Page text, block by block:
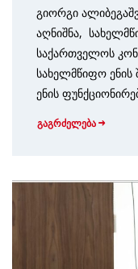
გიორგი
აღნიშნა,
საქართველოს
სახელმწიფო ენის
ენის
გაგრძელება